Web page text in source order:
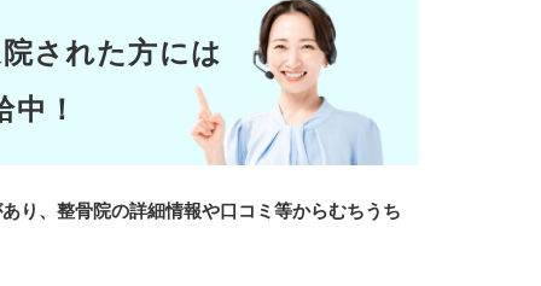
された方には
！
り、整骨院の詳細情報や口コミ等からむちうち